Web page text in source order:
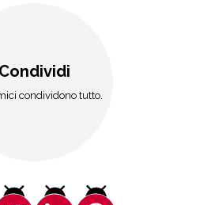
Condividi
condividono tutto.